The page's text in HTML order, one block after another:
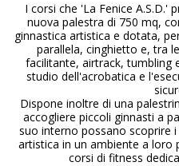
I corsi che 'La Fenice A.S.D.'
nuova palestra di 750 mq,
ginnastica artistica e dotata,
parallela, cinghietto e, tra
facilitante, airtrack, tumbling
studio dell'acrobatica e
Dispone inoltre di una
accogliere piccoli ginnasti a
suo interno possano scoprire
artistica in un ambiente a loro
corsi di fitness